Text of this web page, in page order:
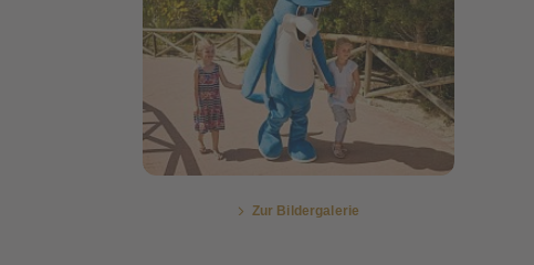
Bildergalerie öffnen
Zur Bildergalerie